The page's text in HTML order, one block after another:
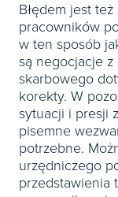
Błędem jest
pracowników
w ten sposób
są negocjacje
skarbowego
korekty. W
sytuacji i presji
pisemne
potrzebne.
urzędniczego
przedstawienia